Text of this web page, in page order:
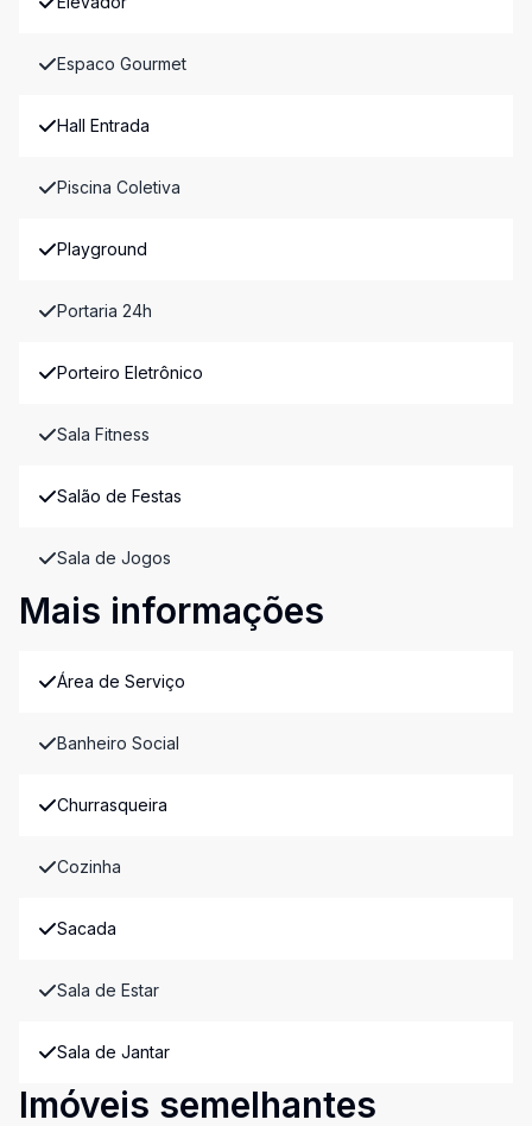
Espaco Gourmet
Hall Entrada
Piscina Coletiva
Playground
Portaria 24h
Porteiro Eletrônico
Sala Fitness
Salão de Festas
Sala de Jogos
Mais informações
Área de Serviço
Banheiro Social
Churrasqueira
Cozinha
Sacada
Sala de Estar
Sala de Jantar
Imóveis semelhantes